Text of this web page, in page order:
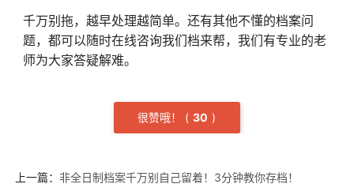
千万别拖，越早处理越简单。还有其他不懂的档案问
题，都可以随时在线咨询我们档来帮，我们有专业的老
师为大家答疑解难。
很赞哦！ ( 30 )
上一篇： 非全日制档案千万别自己留着！3分钟教你存档！